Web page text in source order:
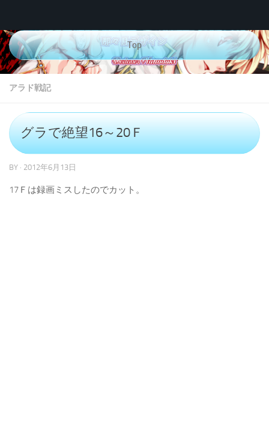
Top
アラド戦記
グラで絶望16～20Ｆ
BY · 2012年6月13日
17Ｆは録画ミスしたのでカット。